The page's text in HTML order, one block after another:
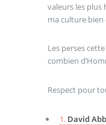
valeurs les plus
ma culture
Les perses
combien
Respect pour
1. David